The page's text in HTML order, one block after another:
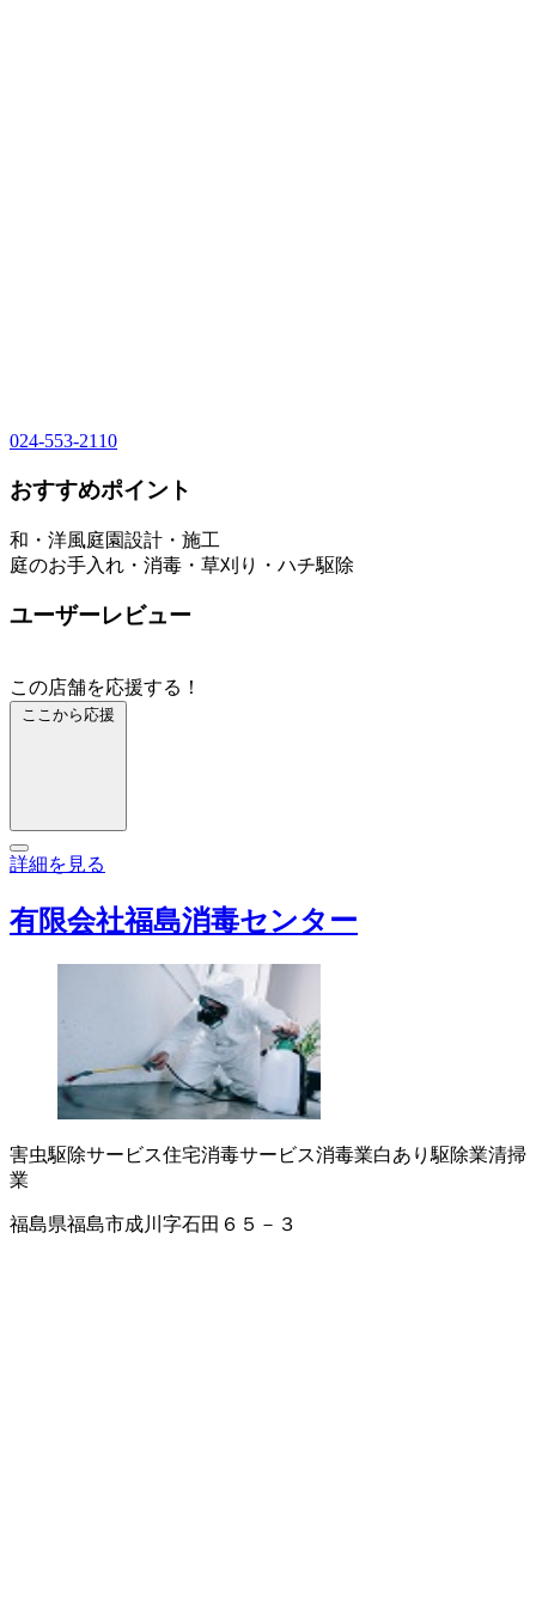
024-553-2110
おすすめポイント
和・洋風庭園設計・施工
庭のお手入れ・消毒・草刈り・ハチ駆除
ユーザーレビュー
この店舗を応援する！
ここから応援
詳細を見る
有限会社福島消毒センター
害虫駆除サービス住宅消毒サービス消毒業白あり駆除業清掃
業
福島県福島市成川字石田６５－３